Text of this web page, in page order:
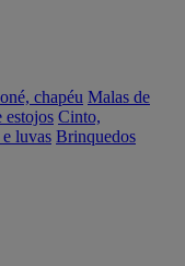
chapéu Malas de
estojos Cinto,
luvas Brinquedos